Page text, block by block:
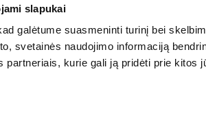
slapukai
galėtume suasmeninti turinį bei
svetainės naudojimo informaciją
partneriais, kurie gali ją pridėti prie kitos